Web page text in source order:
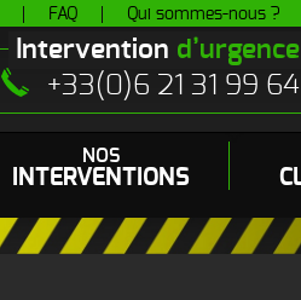
FAQ Qui sommes-nous ?
Intervention d’urgence
+33(0)6 21 31 99 64
(pipi de chats)
autres Rongeurs
NOS
INTERVENTIONS